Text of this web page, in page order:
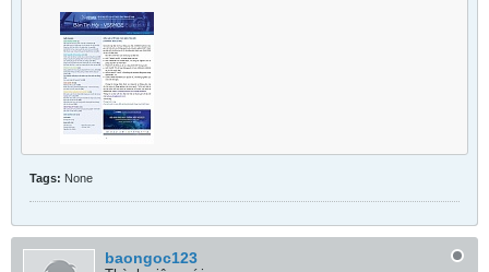
Tags: None
baongoc123